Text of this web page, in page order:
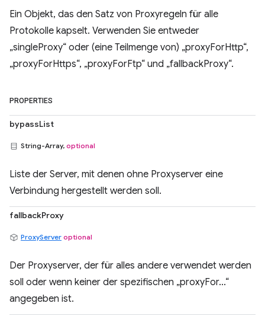
Ein Objekt, das den Satz von Proxyregeln für alle
Protokolle kapselt. Verwenden Sie entweder
„singleProxy“ oder (eine Teilmenge von) „proxyForHttp“,
„proxyForHttps“, „proxyForFtp“ und „fallbackProxy“.
PROPERTIES
bypassList
String-Array, optional
Liste der Server, mit denen ohne Proxyserver eine
Verbindung hergestellt werden soll.
fallbackProxy
ProxyServer optional
Der Proxyserver, der für alles andere verwendet werden
soll oder wenn keiner der spezifischen „proxyFor...“
angegeben ist.